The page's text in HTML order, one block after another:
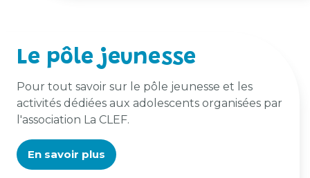
Le pôle jeunesse
Pour tout savoir sur le pôle jeunesse et les
activités dédiées aux adolescents organisées par
l'association La CLEF.
En savoir plus